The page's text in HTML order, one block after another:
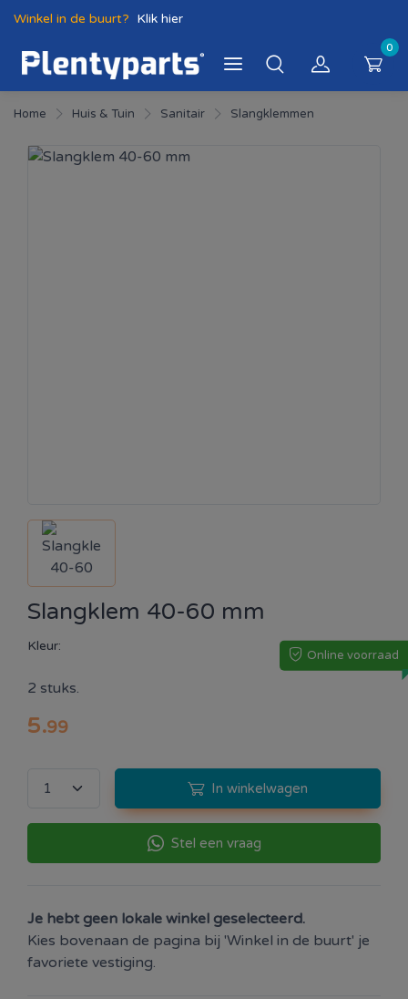
Winkel in de buurt? Klik hier
0
Home Huis & Tuin Sanitair Slangklemmen
Slangklem 40-60 mm
Kleur:
Online voorraad
2 stuks.
5.99
In winkelwagen
Stel een vraag
Je hebt geen lokale winkel geselecteerd.
Kies bovenaan de pagina bij 'Winkel in de buurt' je
favoriete vestiging.